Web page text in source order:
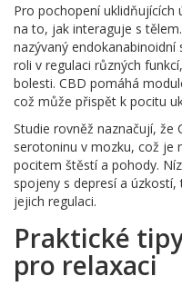
Pro pochopení uklidňujících
na to, jak interaguje s
nazývaný endokanabinoidní
roli v regulaci různých
bolesti. CBD pomáhá
což může přispět k pocitu
Studie rovněž naznačují,
serotoninu v mozku, což je
pocitem štěstí a pohody.
spojeny s depresí a
jejich regulaci.
Praktické
pro relaxaci